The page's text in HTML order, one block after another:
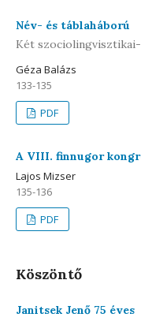
Név- és táblaháború
Két
Géza Balázs
133-135
PDF
A VIII. finnugor
Lajos Mizser
135-136
PDF
Köszöntő
Janitsek Jenő 75 éves